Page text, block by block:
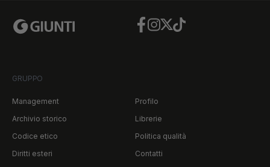
Facebook
Instagram
TwitterTikTok
GRUPPO
Management
Profilo
Archivio storico
Librerie
Codice etico
Politica qualità
Diritti esteri
Contatti